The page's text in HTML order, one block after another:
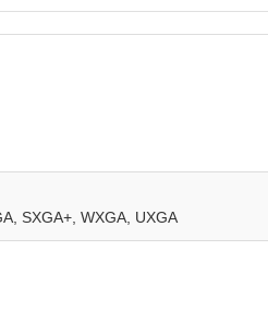
SXGA+, WXGA, UXGA